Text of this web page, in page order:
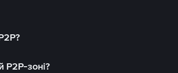
P2P-зоні?